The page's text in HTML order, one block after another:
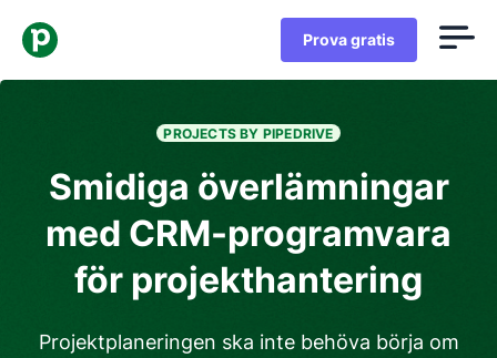
Prova gratis
PROJECTS BY PIPEDRIVE
Smidiga överlämningar
med CRM-programvara
för projekthantering
Projektplaneringen ska inte behöva börja om